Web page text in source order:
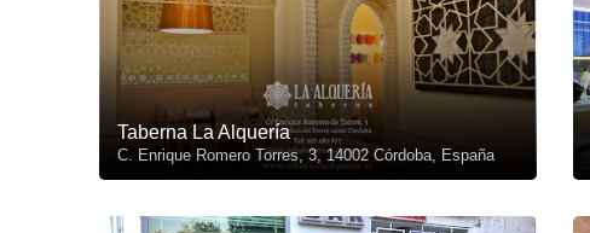
Taberna La Alquería
C. Enrique Romero Torres, 3, 14002 Córdoba, España